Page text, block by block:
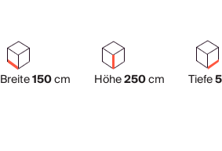
Breite150cm Höhe250cm Tiefe